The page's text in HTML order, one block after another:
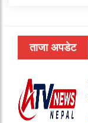
ताजा अपडेट